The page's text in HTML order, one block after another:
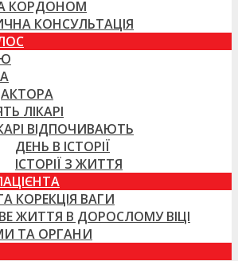
КОРДОНОМ
КОНСУЛЬТАЦІЯ
ЛІКАРІ
ВІДПОЧИВАЮТЬ
ДЕНЬ В ІСТОРІЇ
ІСТОРІЇ З ЖИТТЯ
КОРЕКЦІЯ ВАГИ
ЖИТТЯ В ДОРОСЛОМУ ВІЦІ
ТА ОРГАНИ